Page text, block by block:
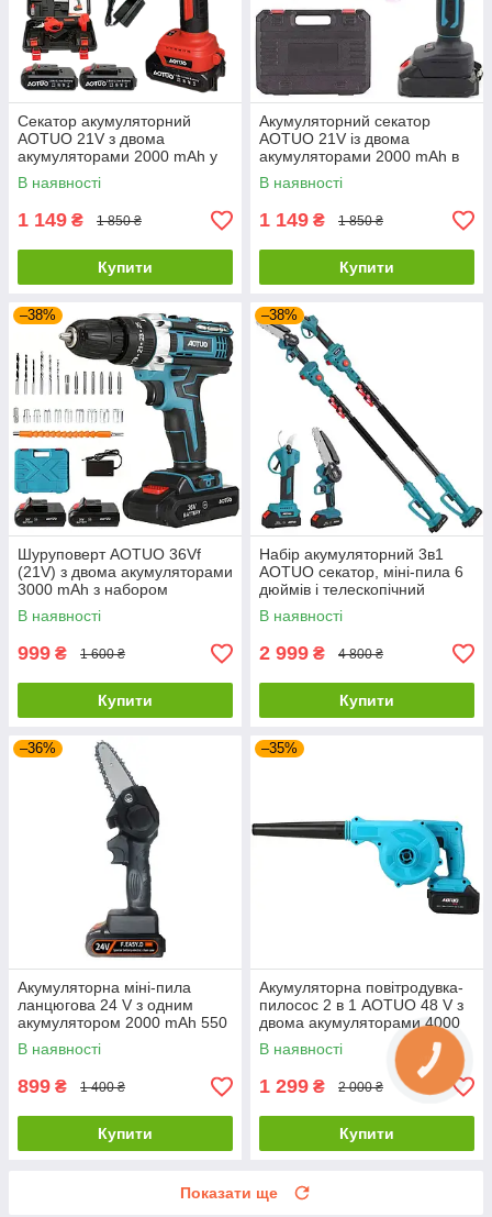
Секатор акумуляторний
AOTUO 21V з двома
акумуляторами 2000 mAh у
кейсі
В наявності
1 149 ₴ 1 850 ₴
Купити
Акумуляторний секатор
AOTUO 21V із двома
акумуляторами 2000 mAh в
кейсі
В наявності
1 149 ₴ 1 850 ₴
Купити
–38%
Шуруповерт AOTUO 36Vf
(21V) з двома акумуляторами
3000 mAh з набором
інструментів у кейсі
В наявності
999 ₴ 1 600 ₴
Купити
–38%
Набір акумуляторний 3в1
AOTUO секатор, міні-пила 6
дюймів і телескопічний
подовжувач 2 метри
(висоторізи)
В наявності
2 999 ₴ 4 800 ₴
Купити
–36%
Акумуляторна міні-пила
ланцюгова 24 V з одним
акумулятором 2000 mAh 550
Вт
В наявності
899 ₴ 1 400 ₴
Купити
–35%
Акумуляторна повітродувка-
пилосос 2 в 1 AOTUO 48 V з
двома акумуляторами 4000
mAh
В наявності
1 299 ₴ 2 000 ₴
Купити
Показати ще